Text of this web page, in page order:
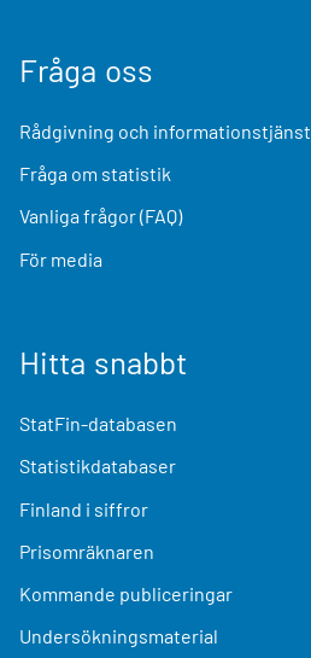
Fråga oss
Rådgivning och informationstjänst
Fråga om statistik
Vanliga frågor (FAQ)
För media
Hitta snabbt
StatFin-databasen
Statistikdatabaser
Finland i siffror
Prisomräknaren
Kommande publiceringar
Undersökningsmaterial